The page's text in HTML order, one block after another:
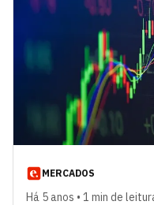
MERCADOS
Há 5 anos • 1 min de